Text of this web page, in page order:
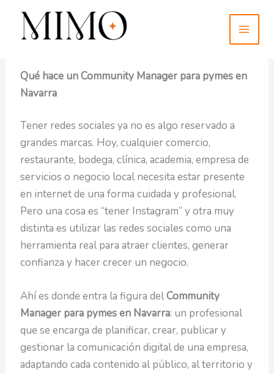
contenido
Qué hace un Community Manager para pymes en
Navarra
Tener redes sociales ya no es algo reservado a
grandes marcas. Hoy, cualquier comercio,
restaurante, bodega, clínica, academia, empresa de
servicios o negocio local necesita estar presente
en internet de una forma cuidada y profesional.
Pero una cosa es “tener Instagram” y otra muy
distinta es utilizar las redes sociales como una
herramienta real para atraer clientes, generar
confianza y hacer crecer un negocio.
Ahí es donde entra la figura delCommunity
Manager para pymes en Navarra: un profesional
que se encarga de planificar, crear, publicar y
gestionar la comunicación digital de una empresa,
adaptando cada contenido al público, al territorio y